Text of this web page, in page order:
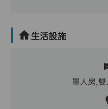
生活設施
單人房,